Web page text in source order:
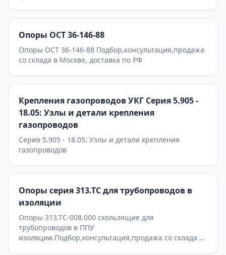
Опоры ОСТ 36-146-88
Опоры ОСТ 36-146-88 Подбор,консультация,продажа
со склада в Москве, доставка по РФ
Крепления газопроводов УКГ Серия 5.905 -
18.05: Узлы и детали крепления
газопроводов
Серия 5.905 - 18.05: Узлы и детали крепления
газопроводов
Опоры серия 313.ТС для трубопроводов в
изоляции
Опоры 313.ТС-008.000 скользящие для
трубопроводов в ППУ
изоляции.Подбор,консультация,продажа со склада в